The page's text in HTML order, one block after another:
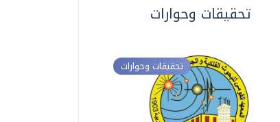
تحقيقات وحوارات
تحقيقات وحوارات